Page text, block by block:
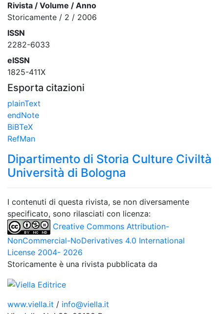
Rivista / Volume / Anno
Storicamente / 2 / 2006
ISSN
2282-6033
eISSN
1825-411X
Esporta citazioni
plainText
endNote
BiBTeX
RefMan
Dipartimento di Storia Culture Civiltà
Università di Bologna
I contenuti di questa rivista, se non diversamente
specificato, sono rilasciati con licenza:
Creative Commons Attribution-
NonCommercial-NoDerivatives 4.0 International
License 2004- 2026
Storicamente è una rivista pubblicata da
www.viella.it / info@viella.it